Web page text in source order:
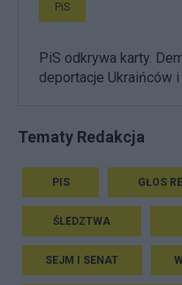
PiS
PiS odkrywa karty.
deportacje Ukraińców
Tematy Redakcja
PIS GŁOS
ŚLEDZTWA
SEJM I SENAT